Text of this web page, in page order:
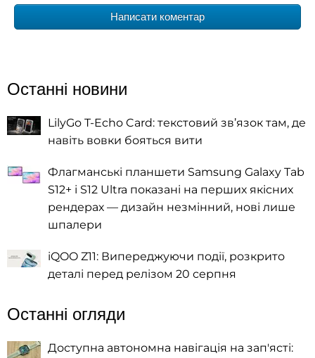
Написати коментар
Останні новини
LilyGo T-Echo Card: текстовий зв’язок там, де
навіть вовки бояться вити
Флагманські планшети Samsung Galaxy Tab
S12+ і S12 Ultra показані на перших якісних
рендерах — дизайн незмінний, нові лише
шпалери
iQOO Z11: Випереджуючи події, розкрито
деталі перед релізом 20 серпня
Останні огляди
Доступна автономна навігація на зап'ясті: